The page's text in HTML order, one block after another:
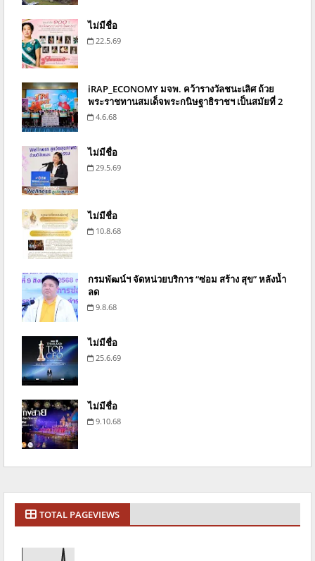
ไม่มีชื่อ
22.5.69
iRAP_ECONOMY มจพ. คว้ารางวัลชนะเลิศ ถ้วย
พระราชทานสมเด็จพระกนิษฐาธิราชฯ เป็นสมัยที่ 2
4.6.68
ไม่มีชื่อ
29.5.69
ไม่มีชื่อ
10.8.68
กรมพัฒน์ฯ จัดหน่วยบริการ “ซ่อม สร้าง สุข” หลังน้ำ
ลด
9.8.68
ไม่มีชื่อ
25.6.69
ไม่มีชื่อ
9.10.68
TOTAL PAGEVIEWS